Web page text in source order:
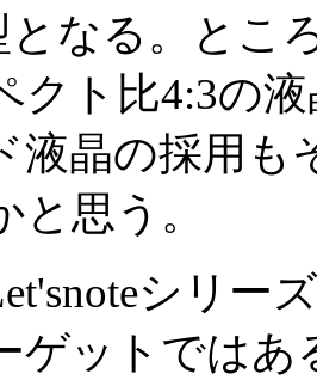
となる。とこ
クト比4:3の
液晶の採用も
思う。
シリー
ゲットでは